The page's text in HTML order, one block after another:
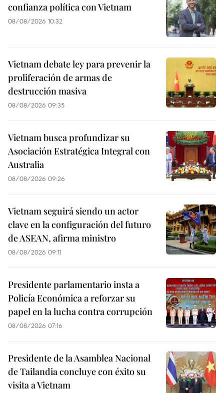
confianza política con Vietnam
08/08/2026 10:32
Vietnam debate ley para prevenir la
proliferación de armas de
destrucción masiva
08/08/2026 09:35
Vietnam busca profundizar su
Asociación Estratégica Integral con
Australia
08/08/2026 09:26
Vietnam seguirá siendo un actor
clave en la configuración del futuro
de ASEAN, afirma ministro
08/08/2026 09:11
Presidente parlamentario insta a
Policía Económica a reforzar su
papel en la lucha contra corrupción
08/08/2026 07:16
Presidente de la Asamblea Nacional
de Tailandia concluye con éxito su
visita a Vietnam